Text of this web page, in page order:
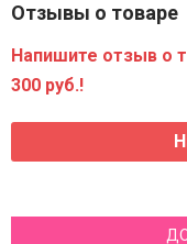
Отзывы о товаре
Напишите отзыв о
300 руб.!